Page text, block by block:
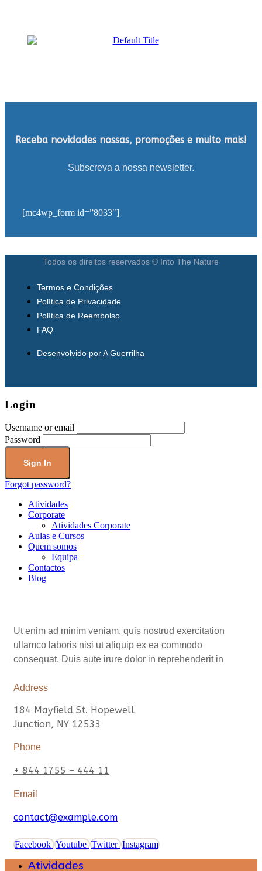
Receba novidades nossas, promoções e muito mais!
Subscreva a nossa newsletter.
[mc4wp_form id=”8033″]
Todos os direitos reservados © Into The Nature
Termos e Condições
Política de Privacidade
Política de Reembolso
FAQ
Desenvolvido por A Guerrilha
Login
Username or email
Password
Forgot password?
Atividades
Corporate
Atividades Corporate
Aulas e Cursos
Quem somos
Equipa
Contactos
Blog
Ut enim ad minim veniam, quis nostrud exercitation
ullamco laboris nisi ut aliquip ex ea commodo
consequat. Duis aute irure dolor in reprehenderit in
Address
184 Mayfield St. Hopewell
Junction, NY 12533
Phone
+ 844 1755 – 444 11
Email
contact@example.com
Facebook Youtube Twitter Instagram
Atividades